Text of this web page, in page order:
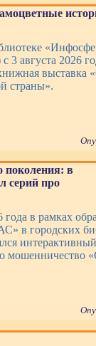
3 августа 2026
выставка
страны».
поколения: в
серий про
года в рамках
в городских
мошенничество